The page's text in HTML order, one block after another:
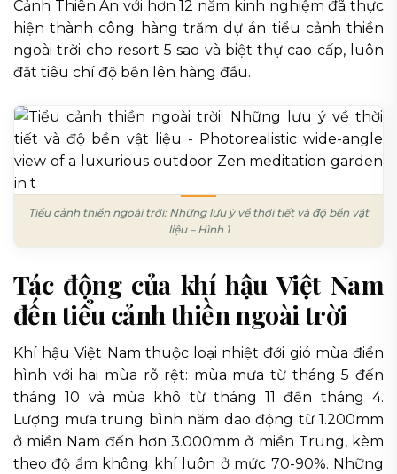
Cảnh Thiên An với hơn 12 năm kinh nghiệm đã thực
hiện thành công hàng trăm dự án tiểu cảnh thiền
ngoài trời cho resort 5 sao và biệt thự cao cấp, luôn
đặt tiêu chí độ bền lên hàng đầu.
Tiểu cảnh thiền ngoài trời: Những lưu ý về thời tiết và độ bền vật
liệu – Hình 1
Tác động của khí hậu Việt Nam
đến tiểu cảnh thiền ngoài trời
Khí hậu Việt Nam thuộc loại nhiệt đới gió mùa điển
hình với hai mùa rõ rệt: mùa mưa từ tháng 5 đến
tháng 10 và mùa khô từ tháng 11 đến tháng 4.
Lượng mưa trung bình năm dao động từ 1.200mm
ở miền Nam đến hơn 3.000mm ở miền Trung, kèm
theo độ ẩm không khí luôn ở mức 70-90%. Những